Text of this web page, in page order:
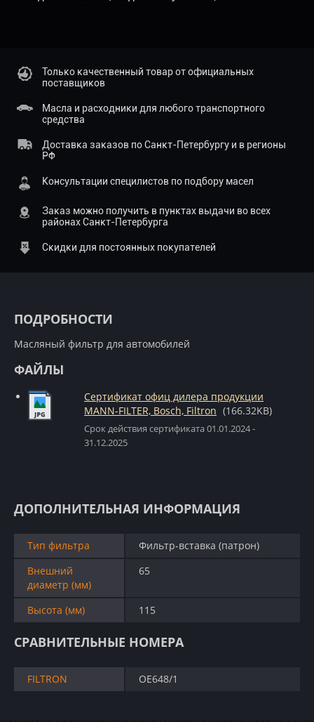
Только качественный товар от официальных
поставщиков
Масла и расходники для любого транспортного
средства
Доставка заказов по Санкт-Петербургу и в регионы
РФ
Консультации специлистов по подбору масел
Заказ можно получить в пунктах выдачи во всех
районах Санкт-Петербурга
Скидки для постоянных покупателей
ПОДРОБНОСТИ
Масляный фильтр для автомобилей
ФАЙЛЫ
Сертификат офиц дилера продукции
MANN-FILTER, Bosch, Filtron (166.32KB)
Срок действия сертификата 01.01.2024 -
31.12.2025
ДОПОЛНИТЕЛЬНАЯ ИНФОРМАЦИЯ
Тип фильтра
Фильтр-вставка (патрон)
Внешний
диаметр (мм)
65
Высота (мм) 115
СРАВНИТЕЛЬНЫЕ НОМЕРА
FILTRON OE648/1